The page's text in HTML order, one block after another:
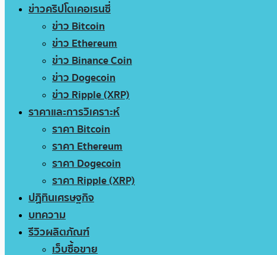
ข่าวคริปโตเคอเรนซี่
ข่าว Bitcoin
ข่าว Ethereum
ข่าว Binance Coin
ข่าว Dogecoin
ข่าว Ripple (XRP)
ราคาและการวิเคราะห์
ราคา Bitcoin
ราคา Ethereum
ราคา Dogecoin
ราคา Ripple (XRP)
ปฏิทินเศรษฐกิจ
บทความ
รีวิวผลิตภัณฑ์
เว็บซื้อขาย